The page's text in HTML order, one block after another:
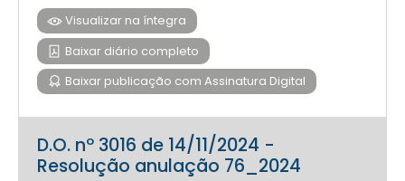
Visualizar na íntegra
Baixar diário completo
Baixar publicação com Assinatura Digital
D.O. nº 3016 de 14/11/2024 -
Resolução anulação 76_2024